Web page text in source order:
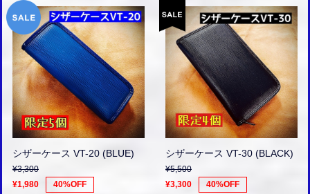
シザーケース VT-20 (BLUE)
¥3,300
¥1,980
40%OFF
シザーケース VT-30 (BLACK)
¥5,500
¥3,300
40%OFF